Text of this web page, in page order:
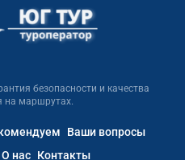
безопасности и качества
на маршрутах.
Ваши вопросы
О нас Контакты